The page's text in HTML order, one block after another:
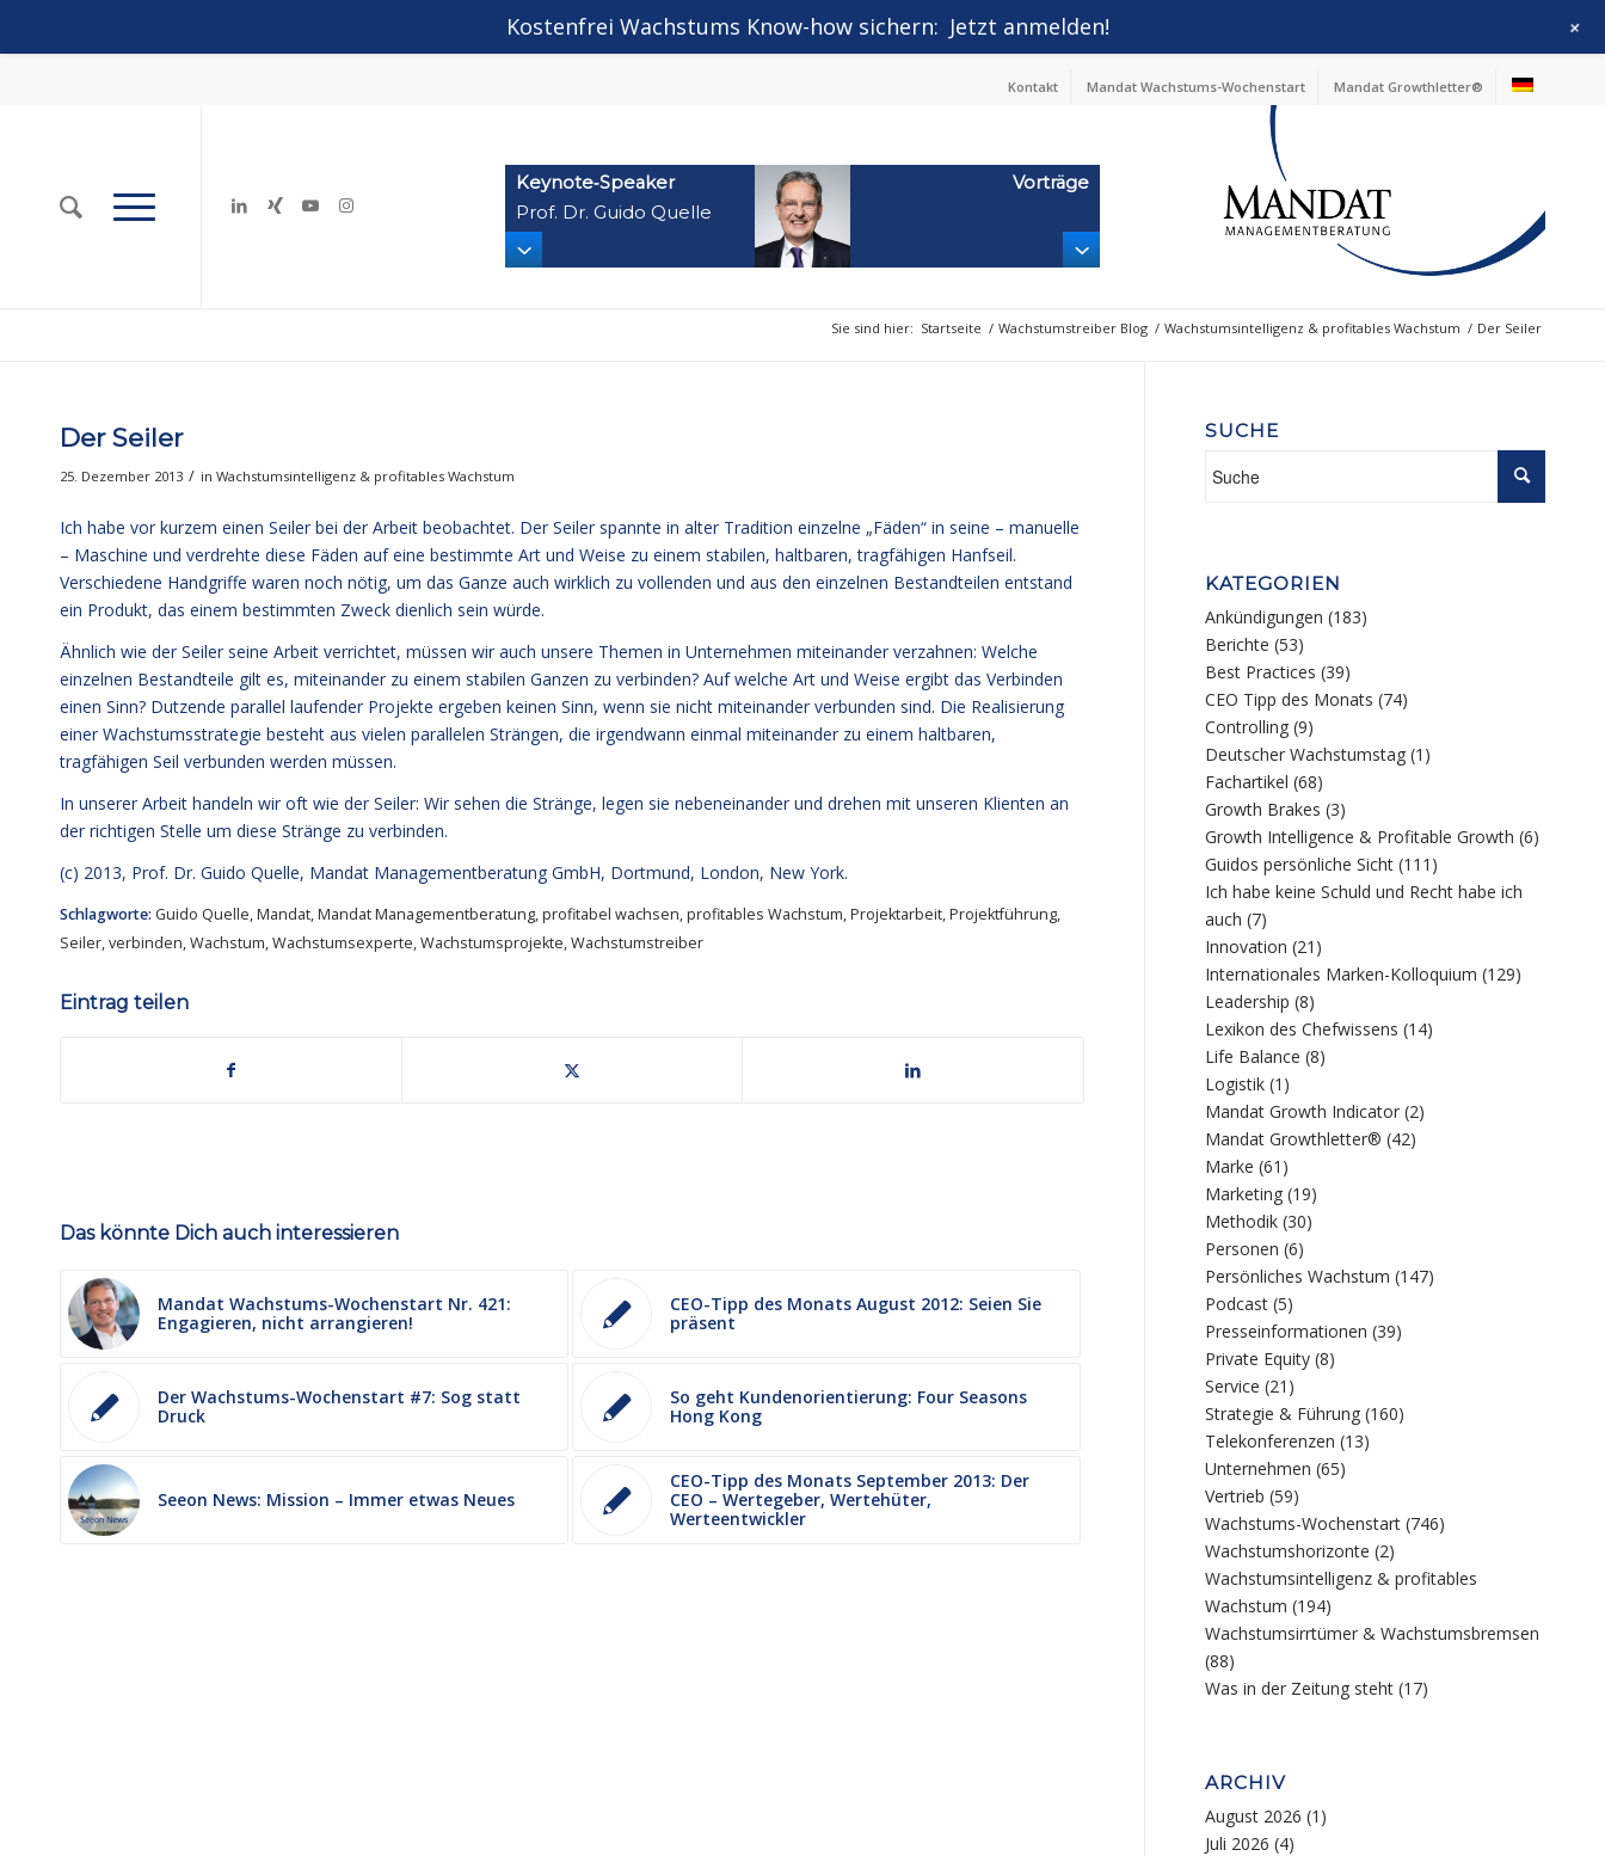
Kontakt Mandat Wachstums-Wochenstart Mandat Growthletter®
Keynote‑Speaker
Prof. Dr. Guido Quelle
Vorträge
Sie sind hier: Startseite / Wachstumstreiber Blog / Wachstumsintelligenz & profitables Wachstum / Der Seiler
Der Seiler
25. Dezember 2013 / in Wachstumsintelligenz & profitables Wachstum
Ich habe vor kurzem einen Seiler bei der Arbeit beobachtet. Der Seiler spannte in alter Tradition einzelne „Fäden“ in seine – manuelle
– Maschine und verdrehte diese Fäden auf eine bestimmte Art und Weise zu einem stabilen, haltbaren, tragfähigen Hanfseil.
Verschiedene Handgriffe waren noch nötig, um das Ganze auch wirklich zu vollenden und aus den einzelnen Bestandteilen entstand
ein Produkt, das einem bestimmten Zweck dienlich sein würde.
Ähnlich wie der Seiler seine Arbeit verrichtet, müssen wir auch unsere Themen in Unternehmen miteinander verzahnen: Welche
einzelnen Bestandteile gilt es, miteinander zu einem stabilen Ganzen zu verbinden? Auf welche Art und Weise ergibt das Verbinden
einen Sinn? Dutzende parallel laufender Projekte ergeben keinen Sinn, wenn sie nicht miteinander verbunden sind. Die Realisierung
einer Wachstumsstrategie besteht aus vielen parallelen Strängen, die irgendwann einmal miteinander zu einem haltbaren,
tragfähigen Seil verbunden werden müssen.
In unserer Arbeit handeln wir oft wie der Seiler: Wir sehen die Stränge, legen sie nebeneinander und drehen mit unseren Klienten an
der richtigen Stelle um diese Stränge zu verbinden.
(c) 2013, Prof. Dr. Guido Quelle, Mandat Managementberatung GmbH, Dortmund, London, New York.
Schlagworte: Guido Quelle,Mandat,Mandat Managementberatung,profitabel wachsen,profitables Wachstum,Projektarbeit,Projektführung,
Seiler,verbinden,Wachstum,Wachstumsexperte,Wachstumsprojekte,Wachstumstreiber
Eintrag teilen
Das könnte Dich auch interessieren
Mandat Wachstums-Wochenstart Nr. 421:
Engagieren, nicht arrangieren!
CEO-Tipp des Monats August 2012: Seien Sie
präsent
Der Wachstums-Wochenstart #7: Sog statt
Druck
So geht Kundenorientierung: Four Seasons
Hong Kong
Seeon News: Mission – Immer etwas Neues
CEO-Tipp des Monats September 2013: Der
CEO – Wertegeber, Wertehüter,
Werteentwickler
SUCHE
KATEGORIEN
Ankündigungen (183)
Berichte (53)
Best Practices (39)
CEO Tipp des Monats (74)
Controlling (9)
Deutscher Wachstumstag (1)
Fachartikel (68)
Growth Brakes (3)
Growth Intelligence & Profitable Growth (6)
Guidos persönliche Sicht (111)
Ich habe keine Schuld und Recht habe ich
auch (7)
Innovation (21)
Internationales Marken-Kolloquium (129)
Leadership (8)
Lexikon des Chefwissens (14)
Life Balance (8)
Logistik (1)
Mandat Growth Indicator (2)
Mandat Growthletter® (42)
Marke (61)
Marketing (19)
Methodik (30)
Personen (6)
Persönliches Wachstum (147)
Podcast (5)
Presseinformationen (39)
Private Equity (8)
Service (21)
Strategie & Führung (160)
Telekonferenzen (13)
Unternehmen (65)
Vertrieb (59)
Wachstums-Wochenstart (746)
Wachstumshorizonte (2)
Wachstumsintelligenz & profitables
Wachstum (194)
Wachstumsirrtümer & Wachstumsbremsen
(88)
Was in der Zeitung steht (17)
ARCHIV
August 2026 (1)
Juli 2026 (4)
Kostenfrei Wachstums Know-how sichern: Jetzt anmelden! +